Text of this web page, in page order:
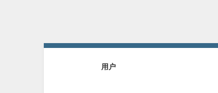
用户